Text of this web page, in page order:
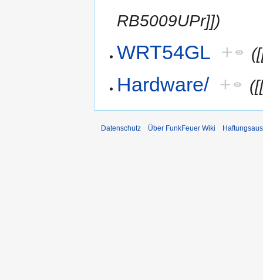
RB5009UPr]])
WRT54GL +
Hardware/ +
Datenschutz Über FunkFeuer Wiki